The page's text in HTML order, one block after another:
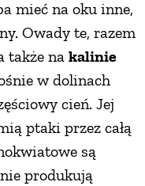
mieć na oku inne,
Owady te, razem
także na kalinie
w dolinach
cień. Jej
ptaki przez całą
są
produkują